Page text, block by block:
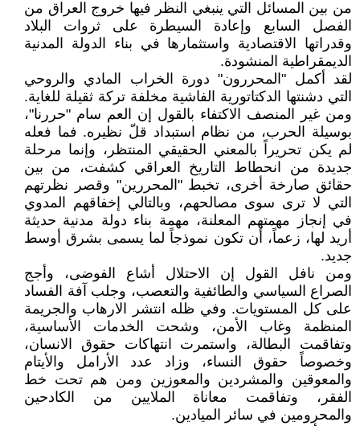
من بين المسائل التي ينبغي النظر فيها خروج العراق من
الفصل السابع وإعادة السيطرة على ثروات البلاد
وقدراتها الاقتصادية واستثمارها في بناء الدولة المدنية
الديمقراطية المنشودة.
لقد أكمل "المحررون" دورة الخراب المادي والروحي
التي دشنتها الدكتاتورية الفاشية مخلفة تركة ثقيلة للغاية.
ومن غير المنصف الاكتفاء بالقول إن العم سام "حررنا"،
بوسيلة الحرب، من نظام استبداد قلّ نظيره. فما فعله
لم يكن تحريراً بالمعني الحقيقي المنتظر، وإنما مرحلة
جديدة من انحطاط التاريخ العراقي كشفت، من بين
حقائق صارخة أخرى، تخبط "المحررين" وقصر نظرتهم
التي لا ترى سوى مصالحهم، وبالتالي إخفاقهم المدوي
في إنجاز مهمتهم المعلنة، مهمة بناء دولة مدنية حديثة
أريد لها، زعماً، أن تكون نموذجاً لما يسمى بشرق أوسط
جديد.
ومن نافل القول إن الاحتلال أشاع الفوضى، وأجج
الصراع السياسي والطائفية والتعصب، وجلب آفة الفساد
على كل المستويات. وفي ظله انتشر الارهاب والجريمة
المنظمة وغاب الأمن، وشحت الخدمات الأساسية،
وتفاقمت البطالة، واستمرت انتهاكات حقوق الانسان،
وخصوصاً حقوق النساء، وزاد عدد الأرامل والأيتام
والمعوقين والمشردين والمعوزين ومن هم تحت خط
الفقر، وتفاقمت معاناة الملايين من الكادحين
والمحرومين في سائر الميادين.